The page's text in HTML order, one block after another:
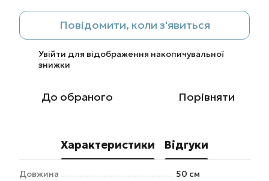
Повідомити, коли з'явиться
Увійти для відображення накопичувальної
знижки
До обраного Порівняти
Характеристики Відгуки
Довжина 50 см